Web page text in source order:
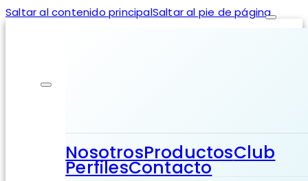
Saltar al contenido principalSaltar al pie de página
NosotrosProductosClub
PerfilesContacto